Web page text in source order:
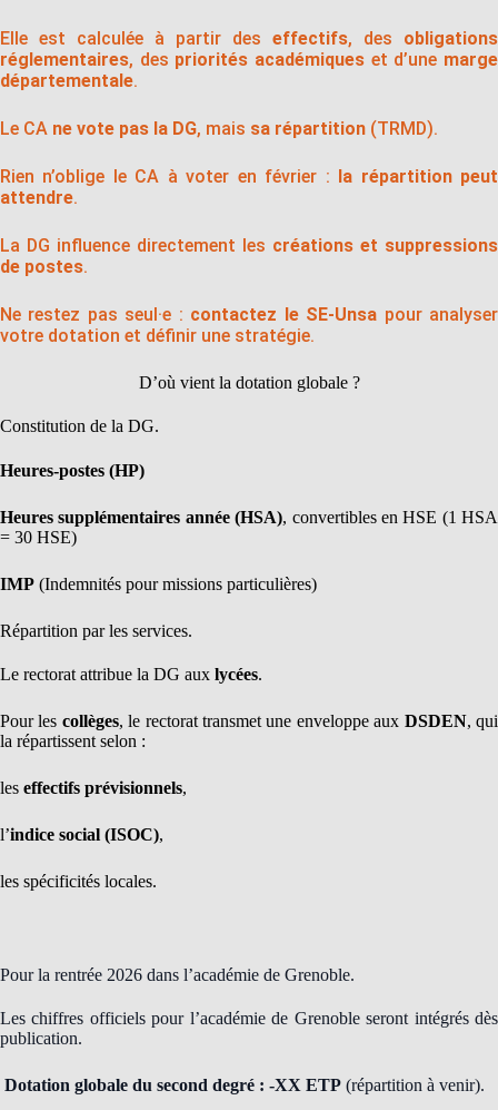
Elle est calculée à partir des effectifs, des obligations
réglementaires, des priorités académiques et d’une marge
départementale.
Le CA ne vote pas la DG, mais sa répartition (TRMD).
Rien n’oblige le CA à voter en février : la répartition peut
attendre.
La DG influence directement les créations et suppressions
de postes.
Ne restez pas seul·e : contactez le SE-Unsa pour analyser
votre dotation et définir une stratégie.
D’où vient la dotation globale ?
Constitution de la DG.
Heures-postes (HP)
Heures supplémentaires année (HSA), convertibles en HSE (1 HSA
= 30 HSE)
IMP (Indemnités pour missions particulières)
Répartition par les services.
Le rectorat attribue la DG aux lycées.
Pour les collèges, le rectorat transmet une enveloppe aux DSDEN, qui
la répartissent selon :
les effectifs prévisionnels,
l’indice social (ISOC),
les spécificités locales.
Pour la rentrée 2026 dans l’académie de Grenoble.
Les chiffres officiels pour l’académie de Grenoble seront intégrés dès
publication.
Dotation globale du second degré : -XX ETP (répartition à venir).